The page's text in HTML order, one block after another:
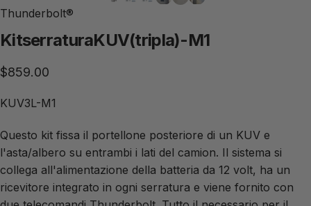
Thunderbolt®
KitserraturaKUV(tripla)-M1
$859.00
KUV3L-M1
Questo kit fissa il portellone posteriore di un KUV e
l'asta/albero su entrambi i lati del camion. Il sistema si
collega all'alimentazione della batteria da 12 volt, ha un
ricevitore integrato in ogni serratura e viene fornito con